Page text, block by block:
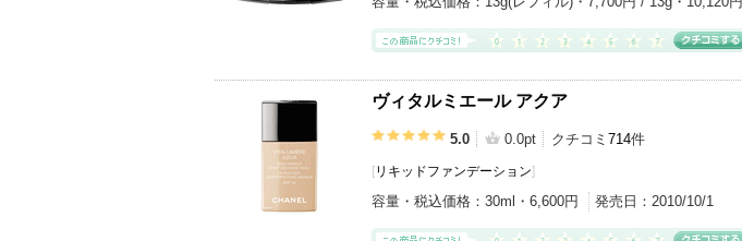
ヴィタルミエール アクア
5.0 0.0pt クチコミ 714件
[リキッドファンデーション]
容量・税込価格： 30ml・6,600円 発売日： 2010/10/1